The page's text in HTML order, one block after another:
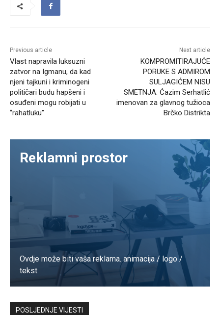
Previous article
Vlast napravila luksuzni
zatvor na Igmanu, da kad
njeni tajkuni i kriminogeni
političari budu hapšeni i
osuđeni mogu robijati u
“rahatluku”
Next article
KOMPROMITIRAJUĆE
PORUKE S ADMIROM
SULJAGIĆEM NISU
SMETNJA: Ćazim Serhatlić
imenovan za glavnog tužioca
Brčko Distrikta
Reklamni prostor
Ovdje može biti vaša reklama. animacija / logo /
tekst
Kontaktirajte nas
POSLJEDNJE VIJESTI